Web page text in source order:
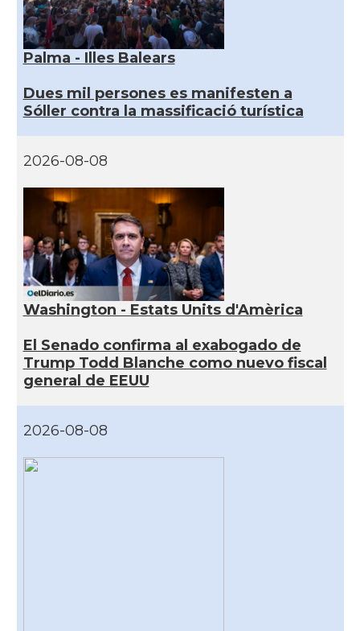
Palma - Illes Balears
Dues mil persones es manifesten a
Sóller contra la massificació turística
2026-08-08
Washington - Estats Units d'Amèrica
El Senado confirma al exabogado de
Trump Todd Blanche como nuevo fiscal
general de EEUU
2026-08-08